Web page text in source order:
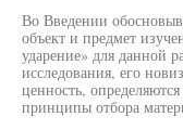
Во Введении
объект и предмет
ударение» для данной
исследования, его
ценность,
принципы отбора